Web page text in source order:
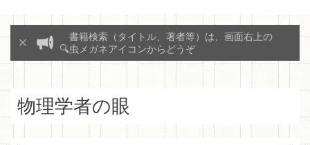
書籍検索（タイトル、著者等）は、画面右上の
🔍虫メガネアイコンからどうぞ
物理学者の眼